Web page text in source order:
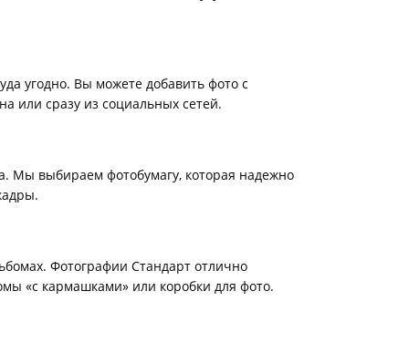
угодно. Вы можете добавить фото с
или сразу из социальных сетей.
Мы выбираем фотобумагу, которая надежно
Фотографии Стандарт отлично
«с кармашками» или коробки для фото.